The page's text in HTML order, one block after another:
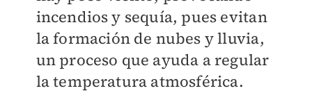
incendios y sequía, pues evitan
la formación de nubes y lluvia,
un proceso que ayuda a regular
la temperatura atmosférica.